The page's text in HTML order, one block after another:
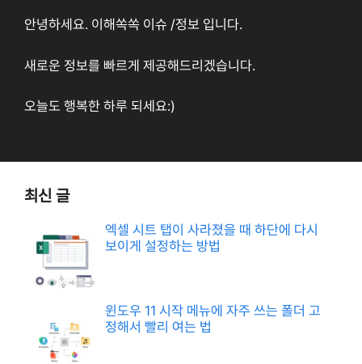
안녕하세요. 이해쏙쏙 이슈 /정보 입니다.
새로운 정보를 빠르게 제공해드리겠습니다.
오늘도 행복한 하루 되세요:)
최신 글
엑셀 시트 탭이 사라졌을 때 하단에 다시
보이게 설정하는 방법
윈도우 11 시작 메뉴에 자주 쓰는 폴더 고
정해서 빨리 여는 법